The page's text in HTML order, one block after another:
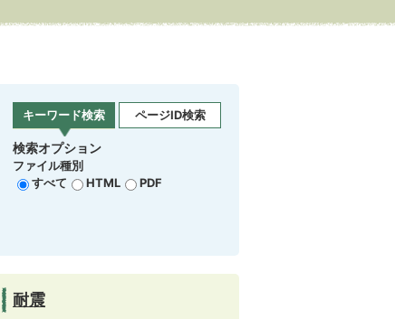
キーワード検索 ページID検索
検索オプション
ファイル種別
すべて
HTML PDF
耐震